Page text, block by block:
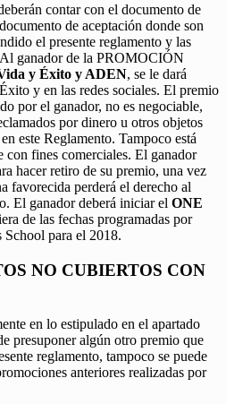
contar con el documento de
de aceptación donde son
el presente reglamento y las
ganador de la PROMOCIÓN
y Éxito y ADEN, se le dará
y en las redes sociales. El premio
por el ganador, no es negociable,
por dinero u otros objetos
este Reglamento. Tampoco está
con fines comerciales. El ganador
hacer retiro de su premio, una vez
favorecida perderá el derecho al
El ganador deberá iniciar el ONE
de las fechas programadas por
para el 2018.
NO CUBIERTOS CON
en lo estipulado en el apartado
presuponer algún otro premio que
reglamento, tampoco se puede
anteriores realizadas por